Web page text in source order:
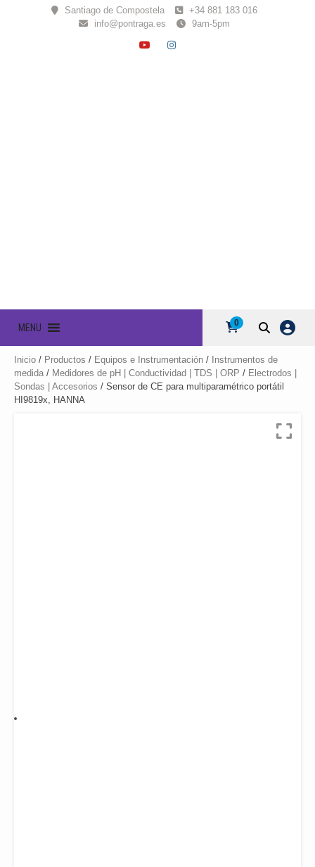
Santiago de Compostela
+34 881 183 016
info@pontraga.es
9am-5pm
YOUTUBE
INSTAGRAM
MENU 0
Inicio / Productos / Equipos e Instrumentación / Instrumentos de
medida / Medidores de pH | Conductividad | TDS | ORP / Electrodos |
Sondas | Accesorios / Sensor de CE para multiparamétrico portátil
HI9819x, HANNA